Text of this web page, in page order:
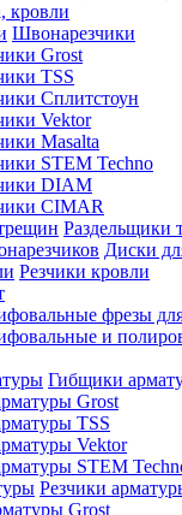
кровли
Швонарезчики
Grost
TSS
Сплитстоун
Vektor
Masalta
STEM Techno
DIAM
CIMAR
Раздельщики
Диски
Резчики кровли
Гибщики
Grost
TSS
Vektor
STEM
Резчики
Grost